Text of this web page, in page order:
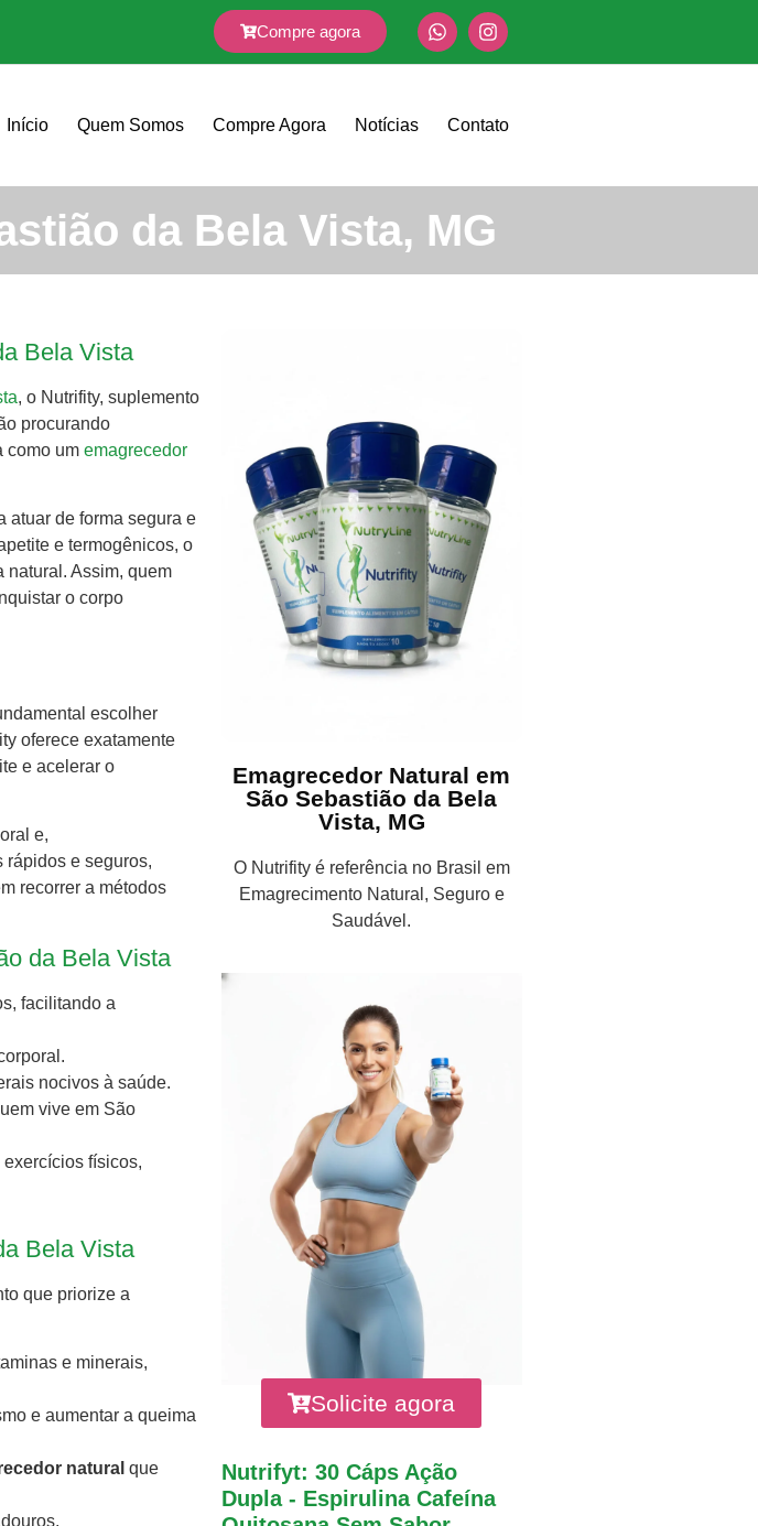
Compre agora
Início Quem Somos Compre Agora Notícias Contato
da Bela Vista, MG
Bela Vista
, o Nutrifity, suplemento
procurando
como um emagrecedor
atuar de forma segura e
e termogênicos, o
natural. Assim, quem
o corpo
escolher
oferece exatamente
e acelerar o
e,
rápidos e seguros,
recorrer a métodos
da Bela Vista
facilitando a
nocivos à saúde.
vive em São
físicos,
Bela Vista
que priorize a
e minerais,
e aumentar a queima
natural que
Emagrecedor Natural em
São Sebastião da Bela
Vista, MG
O Nutrifity é referência no Brasil em
Emagrecimento Natural, Seguro e
Saudável.
Solicite agora
Nutrifyt: 30 Cáps Ação
Dupla - Espirulina Cafeína